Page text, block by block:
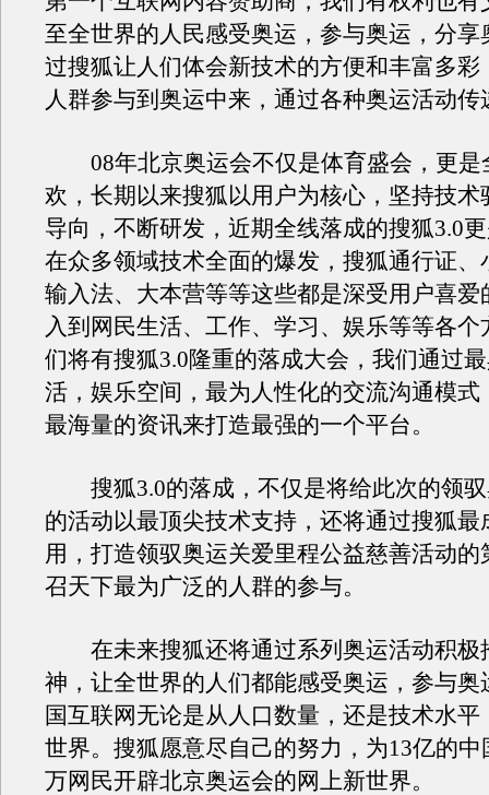
至全世界的人民感受奥运，参与奥运，分享
过搜狐让人们体会新技术的方便和丰富多彩
人群参与到奥运中来，通过各种奥运活动传
08年北京奥运会不仅是体育盛会，更是
欢，长期以来搜狐以用户为核心，坚持技术
导向，不断研发，近期全线落成的搜狐3.0
在众多领域技术全面的爆发，搜狐通行证、
输入法、大本营等等这些都是深受用户喜爱
入到网民生活、工作、学习、娱乐等等各个
们将有搜狐3.0隆重的落成大会，我们通过
活，娱乐空间，最为人性化的交流沟通模式
最海量的资讯来打造最强的一个平台。
搜狐3.0的落成，不仅是将给此次的领驭
的活动以最顶尖技术支持，还将通过搜狐最
用，打造领驭奥运关爱里程公益慈善活动的
召天下最为广泛的人群的参与。
在未来搜狐还将通过系列奥运活动积极
神，让全世界的人们都能感受奥运，参与奥
国互联网无论是从人口数量，还是技术水平
世界。搜狐愿意尽自己的努力，为13亿的
万网民开辟北京奥运会的网上新世界。